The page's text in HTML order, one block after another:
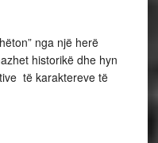
nga një herë
historikë dhe hyn
të karaktereve të